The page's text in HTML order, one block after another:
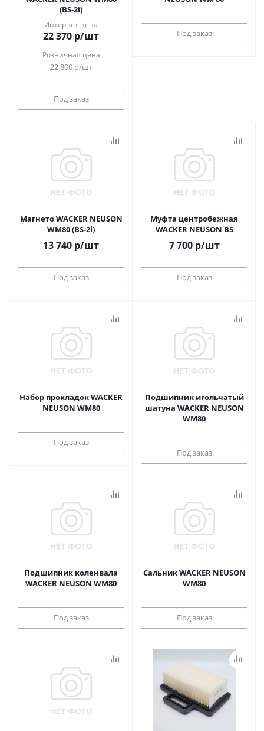
(BS-2i)
Интернет цена
22 370 р/шт
Розничная цена
22 800р/шт
Под заказ
Под заказ
Магнето WACKER NEUSON
WM80 (BS-2i)
13 740 р/шт
Под заказ
Муфта центробежная
WACKER NEUSON BS
7 700р/шт
Под заказ
Набор прокладок WACKER
NEUSON WM80
Под заказ
Подшипник игольчатый
шатуна WACKER NEUSON
WM80
Под заказ
Подшипник коленвала
WACKER NEUSON WM80
Под заказ
Сальник WACKER NEUSON
WM80
Под заказ